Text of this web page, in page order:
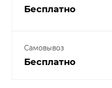
Бесплатно
Самовывоз
Бесплатно